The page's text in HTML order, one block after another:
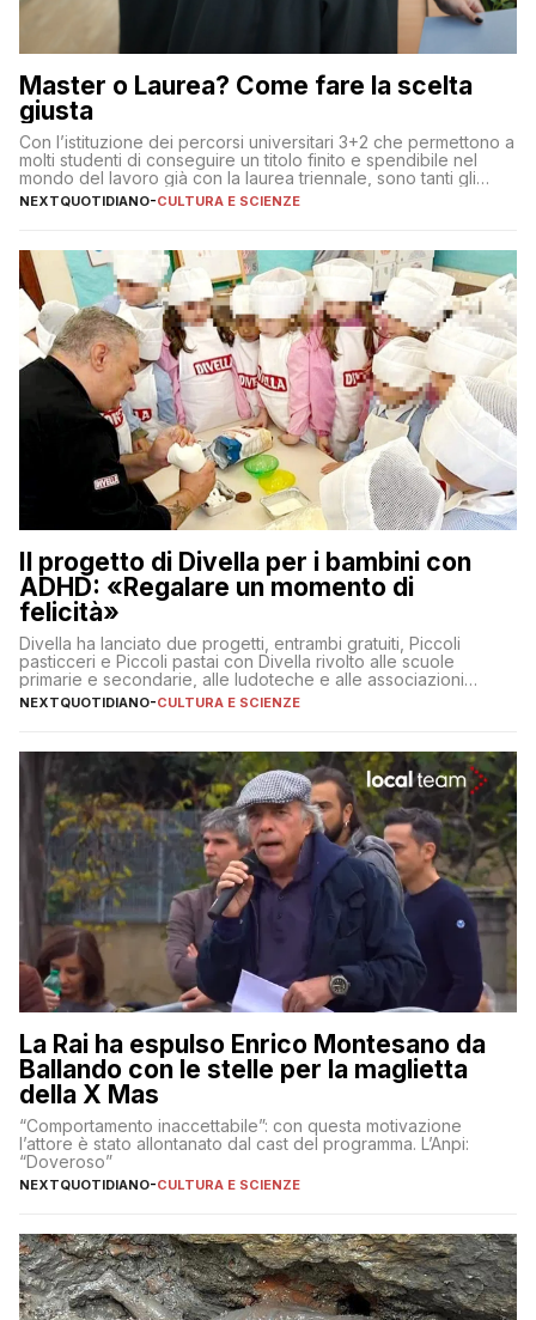
Master o Laurea? Come fare la scelta
giusta
Con l’istituzione dei percorsi universitari 3+2 che permettono a
molti studenti di conseguire un titolo finito e spendibile nel
mondo del lavoro già con la laurea triennale, sono tanti gli
interrogativi che si pongono gli studenti una volta raggiunto
l’obiettivo di primo livello
NEXTQUOTIDIANO-CULTURA E SCIENZE
Il progetto di Divella per i bambini con
ADHD: «Regalare un momento di
felicità»
Divella ha lanciato due progetti, entrambi gratuiti, Piccoli
pasticceri e Piccoli pastai con Divella rivolto alle scuole
primarie e secondarie, alle ludoteche e alle associazioni
pugliesi che si occupano di bambini con ADHD
NEXTQUOTIDIANO-CULTURA E SCIENZE
La Rai ha espulso Enrico Montesano da
Ballando con le stelle per la maglietta
della X Mas
“Comportamento inaccettabile”: con questa motivazione
l’attore è stato allontanato dal cast del programma. L’Anpi:
“Doveroso”
NEXTQUOTIDIANO-CULTURA E SCIENZE